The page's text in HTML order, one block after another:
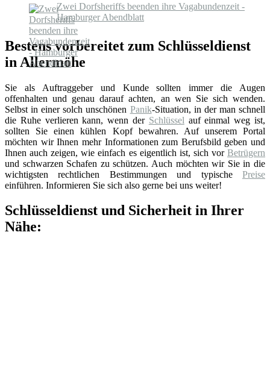
Zwei Dorfsheriffs beenden ihre Vagabundenzeit -
Hamburger Abendblatt
Bestens vorbereitet zum Schlüsseldienst
in Allermöhe
Sie als Auftraggeber und Kunde sollten immer die Augen
offenhalten und genau darauf achten, an wen Sie sich wenden.
Selbst in einer solch unschönen Panik-Situation, in der man schnell
die Ruhe verlieren kann, wenn der Schlüssel auf einmal weg ist,
sollten Sie einen kühlen Kopf bewahren. Auf unserem Portal
möchten wir Ihnen mehr Informationen zum Berufsbild geben und
Ihnen auch zeigen, wie einfach es eigentlich ist, sich vor Betrügern
und schwarzen Schafen zu schützen. Auch möchten wir Sie in die
wichtigsten rechtlichen Bestimmungen und typische Preise
einführen. Informieren Sie sich also gerne bei uns weiter!
Schlüsseldienst und Sicherheit in Ihrer
Nähe: